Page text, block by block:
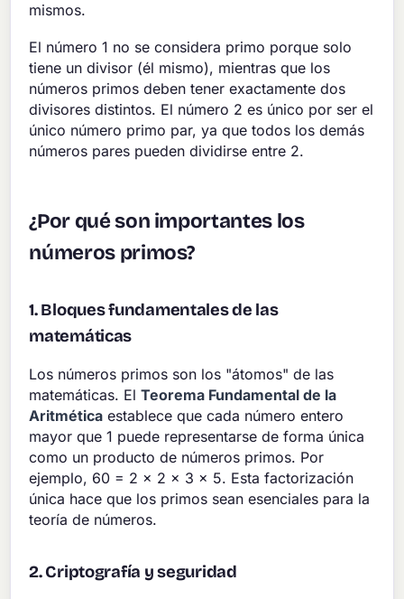
mismos.
El número 1 no se considera primo porque solo
tiene un divisor (él mismo), mientras que los
números primos deben tener exactamente dos
divisores distintos. El número 2 es único por ser el
único número primo par, ya que todos los demás
números pares pueden dividirse entre 2.
¿Por qué son importantes los
números primos?
1. Bloques fundamentales de las
matemáticas
Los números primos son los "átomos" de las
matemáticas. ElTeorema Fundamental de la
Aritmética establece que cada número entero
mayor que 1 puede representarse de forma única
como un producto de números primos. Por
ejemplo, 60 = 2 × 2 × 3 × 5. Esta factorización
única hace que los primos sean esenciales para la
teoría de números.
2. Criptografía y seguridad